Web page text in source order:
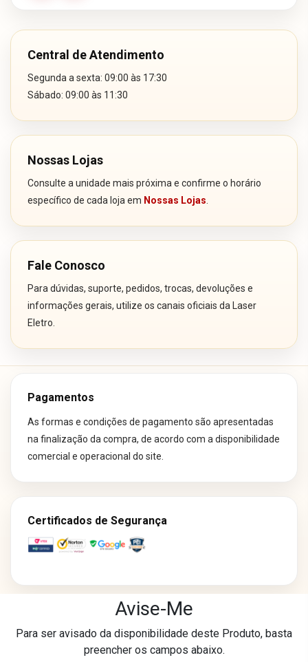
Avise-Me
Para ser avisado da disponibilidade deste Produto, basta
preencher os campos abaixo.
Central de Atendimento
Segunda a sexta: 09:00 às 17:30
Sábado: 09:00 às 11:30
Nossas Lojas
Consulte a unidade mais próxima e confirme o horário
específico de cada loja em Nossas Lojas
Fale Conosco
Para dúvidas, suporte, pedidos, trocas, devoluções e
informações gerais, utilize os canais oficiais da Laser
Eletro.
Pagamentos
As formas e condições de pagamento são apresentadas
na finalização da compra, de acordo com a disponibilidade
comercial e operacional do site.
Certificados de Segurança
exclusivos para compras realizadas neste canal online.